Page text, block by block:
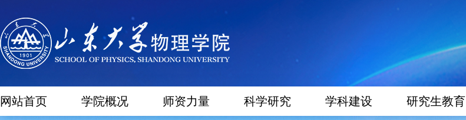
网站首页 学院概况 师资力量 科学研究 学科建设 研究生教育